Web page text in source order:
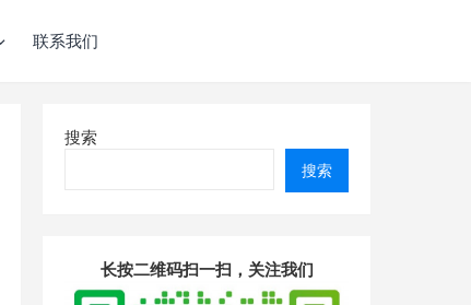
联系我们
搜索
搜索
长按二维码扫一扫，关注我们